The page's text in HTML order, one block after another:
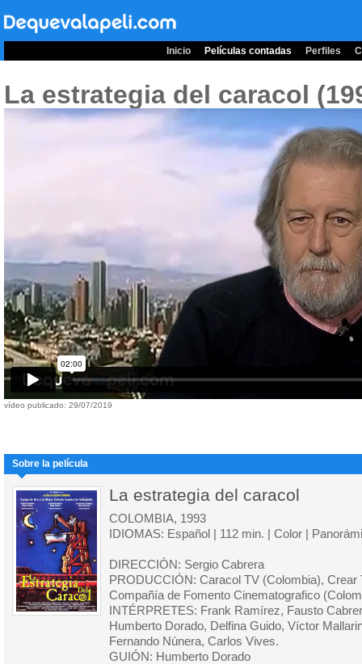
Inicio Películas contadas Perfiles
La estrategia del caracol
vídeo publicado: 29/07/2019
Sobre la película
La estrategia del caracol
COLOMBIA, 1993
IDIOMAS: Español | 112 min. | Color |
DIRECCIÓN: Sergio Cabrera
PRODUCCIÓN: Caracol TV (Colombia), Crear
Compañía de Fomento Cinematografico
INTÉRPRETES: Frank Ramírez, Fausto
Humberto Dorado, Delfina Guido, Víctor
Fernando Núnera, Carlos Vives.
GUIÓN: Humberto Dorado